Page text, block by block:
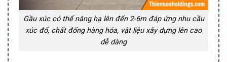
Gầu xúc có thể nâng hạ lên đến 2-6m đáp ứng nhu cầu
xúc đổ, chất đống hàng hóa, vật liệu xây dựng lên cao
dễ dàng